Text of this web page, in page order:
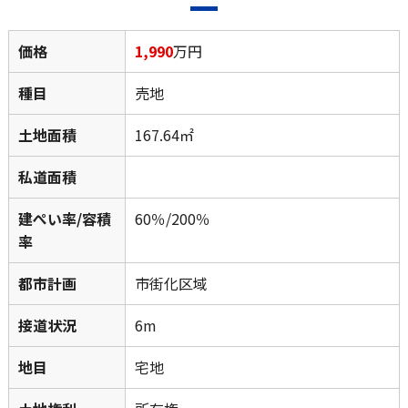
価格 1,990万円
種目
売地
土地面積
167.64㎡
私道面積
建ぺい率/容積
率
60％/200％
都市計画
市街化区域
接道状況
6m
地目
宅地